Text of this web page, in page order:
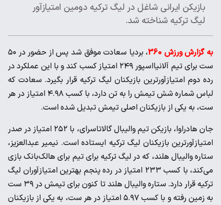
بازیکن ایرانی شاغل در لیگ ترکیه دومین امتیازآور
لیگ ترکیه شناخته شد.
به گزارش ورزش 360
، بردیا سعادت موفق شد پس از حضور در ۵۰
ست برای تیم آلانیااسپور ۲۴۹ امتیاز کسب کند و با این عملکرد در
رده دوم امتیازآورترین بازیکنان لیگ ترکیه قرار بگیرد. سعادت که
لباس شماره شش تیمش را به تن دارد، با کسب ۴.۹۸ امتیاز در هر
ست، به یکی از بازیکنان اصلی تیمش تبدیل شده است.
جان هادراوا، بازیکن تیم والیبال گالاتاسرای، با ۲۵۲ امتیاز در صدر
امتیازآورترین بازیکنان لیگ ترکیه ایستاده است. نیمیر عبدالعزیز،
ستاره والیبال هلند، که در لیگ ترکیه برای تیم برای هالک‌بانک بازی
می‌کند، با کسب ۲۳۳ امتیاز در رده پنجم بهترین امتیازآوران لیگ
ترکیه قرار دارد. ستاره والیبال هلند تا کنون برای تیمش در ۳۹ ست
به زمین رفته و با کسب ۵.۹۷ امتیاز در هر ست، به یکی از بازیکنان